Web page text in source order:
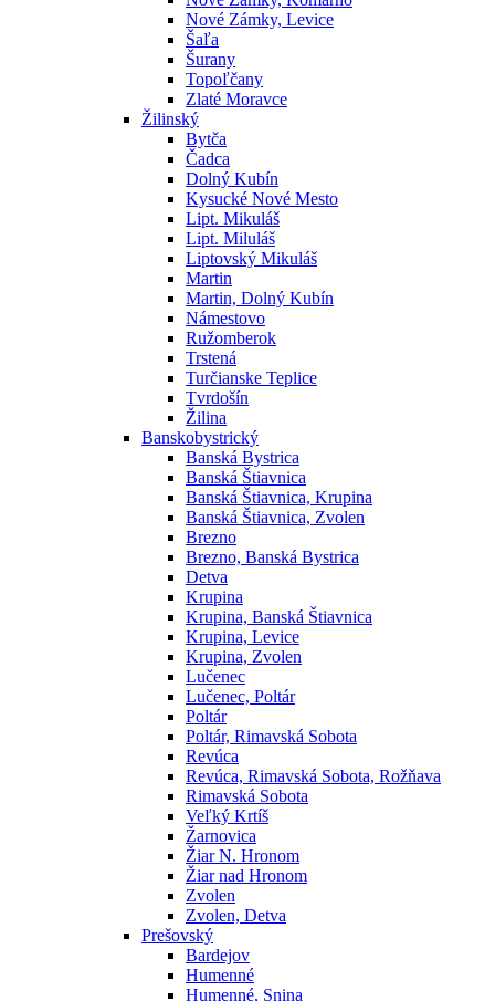
Nové Zámky, Levice
Šaľa
Šurany
Topoľčany
Zlaté Moravce
Žilinský
Bytča
Čadca
Dolný Kubín
Kysucké Nové Mesto
Lipt. Mikuláš
Lipt. Miluláš
Liptovský Mikuláš
Martin
Martin, Dolný Kubín
Námestovo
Ružomberok
Trstená
Turčianske Teplice
Tvrdošín
Žilina
Banskobystrický
Banská Bystrica
Banská Štiavnica
Banská Štiavnica, Krupina
Banská Štiavnica, Zvolen
Brezno
Brezno, Banská Bystrica
Detva
Krupina
Krupina, Banská Štiavnica
Krupina, Levice
Krupina, Zvolen
Lučenec
Lučenec, Poltár
Poltár
Poltár, Rimavská Sobota
Revúca
Revúca, Rimavská Sobota, Rožňava
Rimavská Sobota
Veľký Krtíš
Žarnovica
Žiar N. Hronom
Žiar nad Hronom
Zvolen
Zvolen, Detva
Prešovský
Bardejov
Humenné
Humenné, Snina